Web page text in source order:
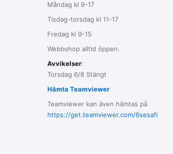
Måndag kl 9-17
Tisdag-torsdag kl 11-17
Fredag kl 9-15
Webbshop alltid öppen.
Avvikelser:
Torsdag 6/8 Stängt
Hämta Teamviewer
Teamviewer kan även hämtas på
https://get.teamviewer.com/6sesafi